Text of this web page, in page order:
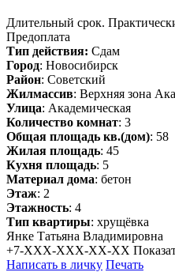
Длительный срок.
Предоплата
Тип действия: Сдам
Город: Новосибирск
Район: Советский
Жилмассив: Верхняя зона
Улица: Академическая
Количество комнат: 3
Общая площадь кв.(дом): 58
Жилая площадь: 45
Кухня площадь: 5
Материал дома: бетон
Этаж: 2
Этажность: 4
Тип квартиры: хрущёвка
Янке Татьяна Владимировна
+7-XXX-XXX-XX-XX
Написать в личку Печать